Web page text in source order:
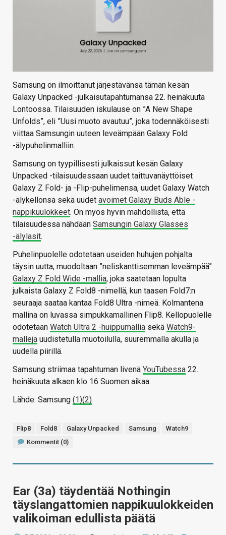
Samsung on ilmoittanut järjestävänsä tämän kesän
Galaxy Unpacked -julkaisutapahtumansa 22. heinäkuuta
Lontoossa. Tilaisuuden iskulause on ”A New Shape
Unfolds”, eli ”Uusi muoto avautuu”, joka todennäköisesti
viittaa Samsungin uuteen leveämpään Galaxy Fold
-älypuhelinmalliin.
Samsung on tyypillisesti julkaissut kesän Galaxy
Unpacked -tilaisuudessaan uudet taittuvanäyttöiset
Galaxy Z Fold- ja -Flip-puhelimensa, uudet Galaxy Watch
-älykellonsa sekä uudet avoimet Galaxy Buds Able -
nappikuulokkeet. On myös hyvin mahdollista, että
tilaisuudessa nähdään Samsungin Galaxy Glasses
-älylasit.
Puhelinpuolelle odotetaan useiden huhujen pohjalta
täysin uutta, muodoltaan ”neliskanttisemman leveämpää”
Galaxy Z Fold Wide -mallia, joka saatetaan lopulta
julkaista Galaxy Z Fold8 -nimellä, kun taasen Fold7:n
seuraaja saataa kantaa Fold8 Ultra -nimeä. Kolmantena
mallina on luvassa simpukkamallinen Flip8. Kellopuolelle
odotetaan Watch Ultra 2 -huippumallia sekä Watch9-
malleja uudistetulla muotoilulla, suuremmalla akulla ja
uudella piirillä.
Samsung striimaa tapahtuman livenä YouTubessa 22.
heinäkuuta alkaen klo 16 Suomen aikaa.
Lähde: Samsung (1)(2)
Flip8 Fold8 Galaxy Unpacked Samsung
Watch9
Kommentit (0)
Ear (3a) täydentää Nothingin
täyslangattomien nappikuulokkeiden
valikoiman edullista päätä